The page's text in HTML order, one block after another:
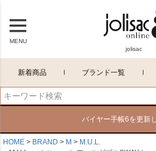
MENU
jolisac
新着商品 ブランド一覧
バイヤー手帳6を更新
HOME BRAND M
M.U.L.